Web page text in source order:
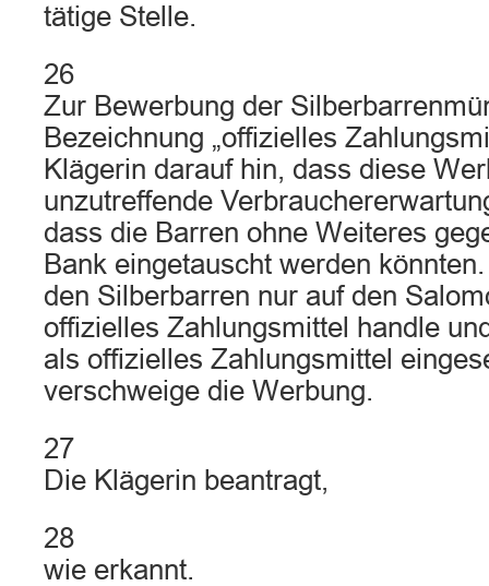
tätige Stelle.
26
Zur Bewerbung der
Bezeichnung „offizielles
Klägerin darauf hin, dass diese
unzutreffende
dass die Barren ohne Weiteres
Bank eingetauscht werden
den Silberbarren nur auf den
offizielles Zahlungsmittel handle
als offizielles Zahlungsmittel
verschweige die Werbung.
27
Die Klägerin beantragt,
28
wie erkannt.